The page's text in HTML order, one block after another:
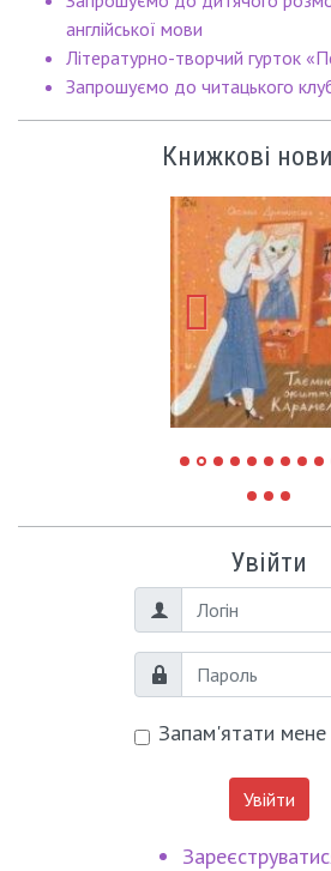
англійської мови
Літературно-творчий гурток
Запрошуємо до читацького
Книжкові
Увійти
Логін
Пароль
Запам'ятати мене
Увійти